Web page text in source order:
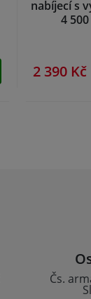
nabíjecí s
4
2 390 Kč
Čs.